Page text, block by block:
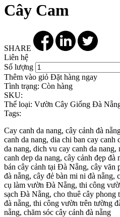
Cây Cam
SHARE
Liên hệ
Số lượng
Thêm vào giỏ Đặt hàng ngay
Tình trạng: Còn hàng
SKU:
Thể loại: Vườn Cây Giống Đà
Tags:
Cay canh da nang, cây cảnh đà
canh da nang, dia chi ban cay canh
da nang, dich vu cay canh da nang,
canh dep da nang, cây cảnh đẹp đà
bán cây cảnh tại Đà Nẵng, cây văn
đà nẵng, cây đẻ bàn mi ni đà nẵng,
cụ làm vườn Đà Nẵng, thi công
sạch Đà Nẵng, cho thuê cây phong
đà nẵng, thi công vườn trên tường
nẵng, chăm sóc cây cảnh đà nẵng